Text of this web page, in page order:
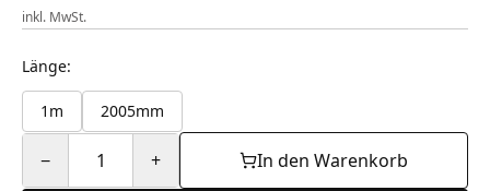
inkl. MwSt.
Länge:
1m 2005mm
− 1 + In den Warenkorb